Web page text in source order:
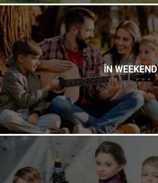
ÎN WEEKEND